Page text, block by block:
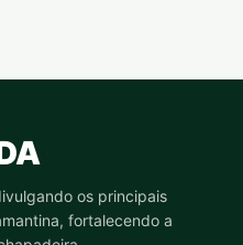
os principais
fortalecendo a